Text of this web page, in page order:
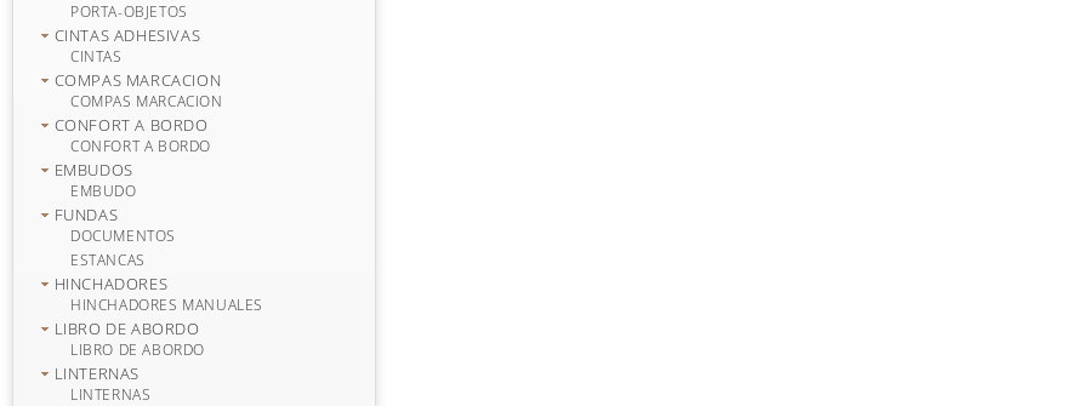
PORTA-OBJETOS
CINTAS ADHESIVAS
CINTAS
COMPAS MARCACION
COMPAS MARCACION
CONFORT A BORDO
CONFORT A BORDO
EMBUDOS
EMBUDO
FUNDAS
DOCUMENTOS
ESTANCAS
HINCHADORES
HINCHADORES MANUALES
LIBRO DE ABORDO
LIBRO DE ABORDO
LINTERNAS
LINTERNAS